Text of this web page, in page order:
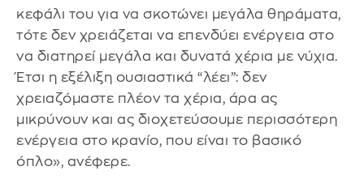
κεφάλι του για να σκοτώνει μεγάλα θηράματα,
τότε δεν χρειάζεται να επενδύει ενέργεια στο
να διατηρεί μεγάλα και δυνατά χέρια με νύχια.
Έτσι η εξέλιξη ουσιαστικά “λέει”: δεν
χρειαζόμαστε πλέον τα χέρια, άρα ας
μικρύνουν και ας διοχετεύσουμε περισσότερη
ενέργεια στο κρανίο, που είναι το βασικό
όπλο», ανέφερε.